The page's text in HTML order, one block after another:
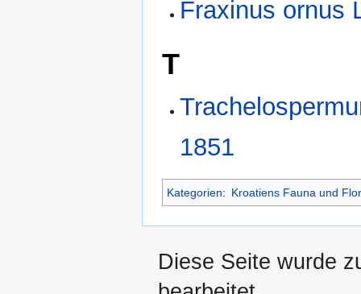
Fraxinus ornus
T
1851
Kategorien: Kroatiens Fauna und
Diese Seite wurde